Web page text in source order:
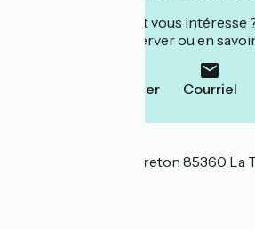
Cet établissement vous intéresse
leur site pour réserver ou en
Téléphoner Courriel
21 rue du Perthuis Breton 85360